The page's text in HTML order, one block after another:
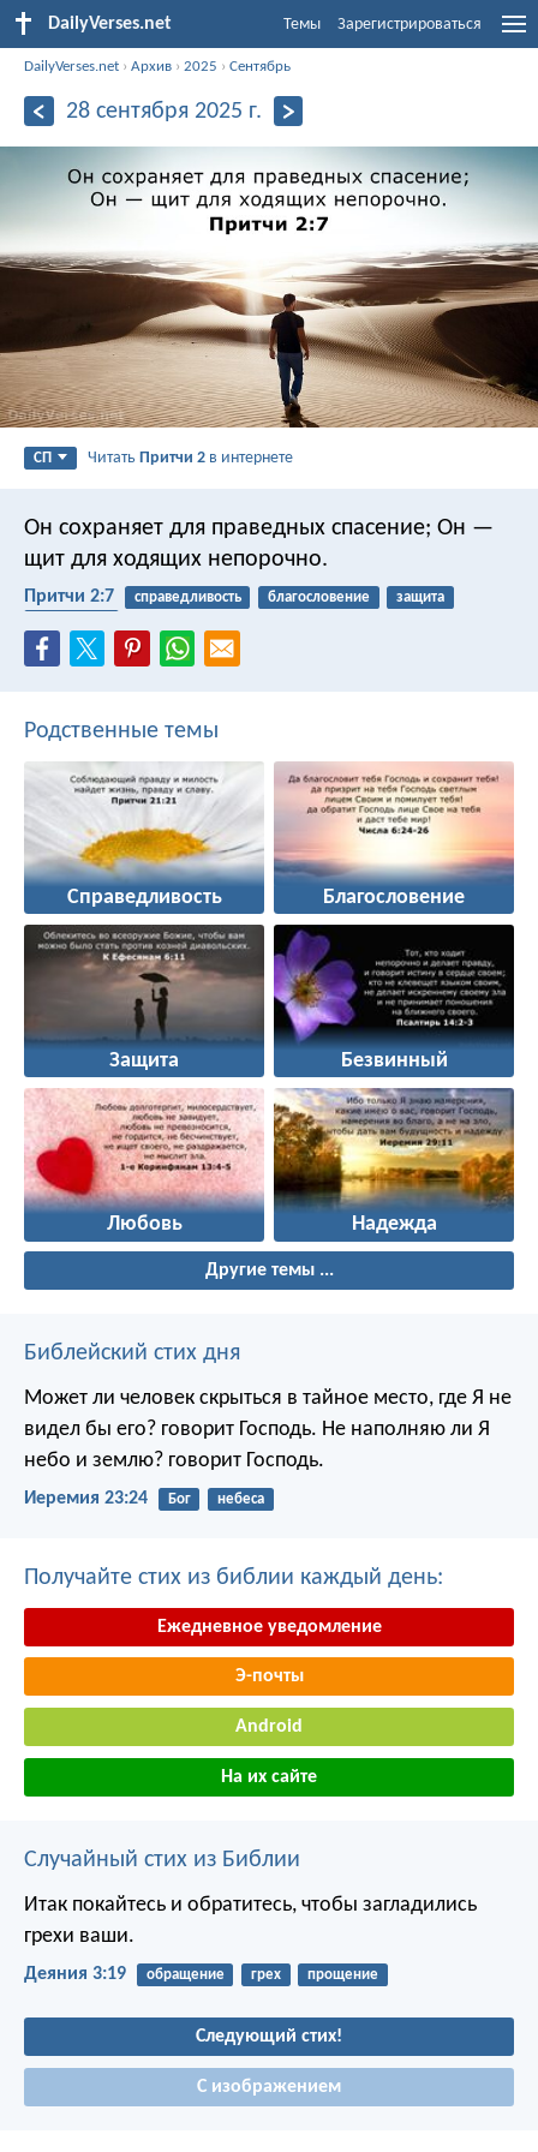
DailyVerses.net Темы Зарегистрироваться
DailyVerses.net ›Архив ›2025 ›Сентябрь
28 сентября 2025 г.
СП ЧитатьПритчи 2 в интернете
Он сохраняет для праведных спасение; Он —
щит для ходящих непорочно.
Притчи 2:7 справедливость благословение
защита
Родственные темы
Справедливость Благословение
Защита Безвинный
Любовь Надежда
Другие темы ...
Библейский стих дня
Может ли человек скрыться в тайное место, где Я не
видел бы его? говорит Господь. Не наполняю ли Я
небо и землю? говорит Господь.
Иеремия 23:24 Бог небеса
Получайте стих из библии каждый день:
Ежедневное уведомление
Э-почты
Android
На их сайте
Случайный стих из Библии
Итак покайтесь и обратитесь, чтобы загладились
грехи ваши.
Деяния 3:19 обращение грех прощение
Следующий стих!
С изображением